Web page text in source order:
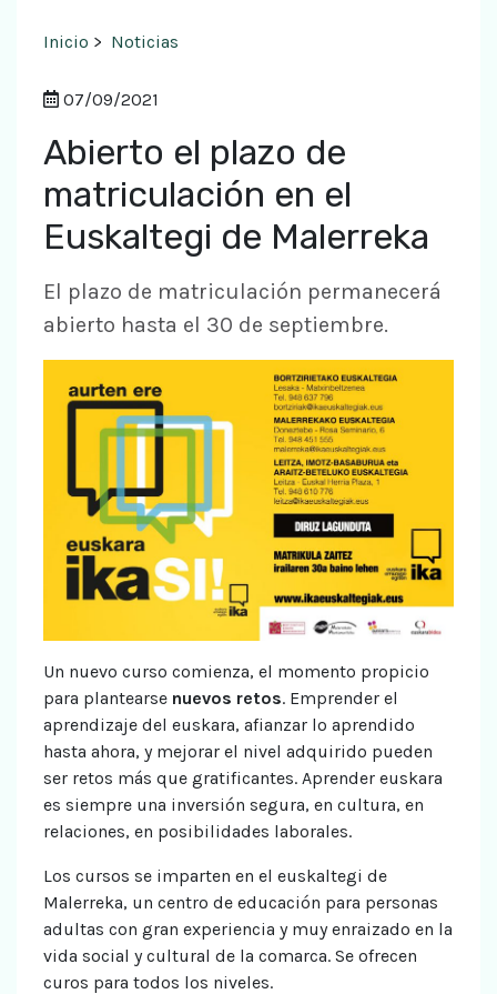
Inicio > Noticias
07/09/2021
Abierto el plazo de
matriculación en el
Euskaltegi de Malerreka
El plazo de matriculación permanecerá
abierto hasta el 30 de septiembre.
Un nuevo curso comienza, el momento propicio
para plantearse nuevos retos. Emprender el
aprendizaje del euskara, afianzar lo aprendido
hasta ahora, y mejorar el nivel adquirido pueden
ser retos más que gratificantes. Aprender euskara
es siempre una inversión segura, en cultura, en
relaciones, en posibilidades laborales.
Los cursos se imparten en el euskaltegi de
Malerreka, un centro de educación para personas
adultas con gran experiencia y muy enraizado en la
vida social y cultural de la comarca. Se ofrecen
curos para todos los niveles.